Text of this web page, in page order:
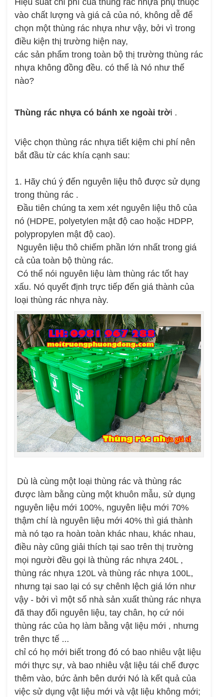
vào chất lượng và giá cả của nó, không dễ để
chọn một thùng rác nhựa như vậy, bởi vì trong
điều kiện thị trường hiện nay,
các sản phẩm trong toàn bộ thị trường thùng rác
nhựa không đồng đều. có thể là Nó như thế
nào?
Thùng rác nhựa có bánh xe ngoài trời .
Việc chọn thùng rác nhựa tiết kiệm chi phí nên
bắt đầu từ các khía cạnh sau:
1. Hãy chú ý đến nguyên liệu thô được sử dụng
trong thùng rác .
Đầu tiên chúng ta xem xét nguyên liệu thô của
nó (HDPE, polyetylen mật độ cao hoặc HDPP,
polypropylen mật độ cao).
Nguyên liệu thô chiếm phần lớn nhất trong giá
cả của toàn bộ thùng rác.
Có thể nói nguyên liệu làm thùng rác tốt hay
xấu. Nó quyết định trực tiếp đến giá thành của
loại thùng rác nhựa này.
Dù là cùng một loại thùng rác và thùng rác
được làm bằng cùng một khuôn mẫu, sử dụng
nguyên liệu mới 100%, nguyên liệu mới 70%
thậm chí là nguyên liệu mới 40% thì giá thành
mà nó tạo ra hoàn toàn khác nhau, khác nhau,
điều này cũng giải thích tại sao trên thị trường
mọi người đều gọi là thùng rác nhựa 240L ,
thùng rác nhựa 120L và thùng rác nhựa 100L,
nhưng tại sao lại có sự chênh lệch giá lớn như
vậy - bởi vì một số nhà sản xuất thùng rác nhựa
đã thay đổi nguyên liệu, tay chân, họ cứ nói
thùng rác của họ làm bằng vật liệu mới , nhưng
trên thực tế ...
chỉ có họ mới biết trong đó có bao nhiêu vật liệu
mới thực sự, và bao nhiêu vật liệu tái chế được
thêm vào, bức ảnh bên dưới Nó là kết quả của
việc sử dụng vật liệu mới và vật liệu không mới;